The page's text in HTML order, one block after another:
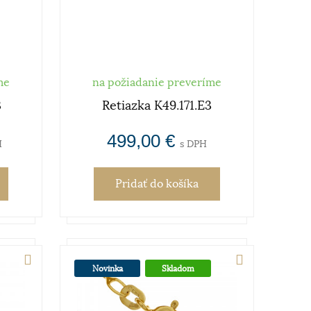
na požiadanie preveríme
Retiazka K49.171.E3
499,00 € s DPH
Pridaťdo košíka
Novinka Skladom